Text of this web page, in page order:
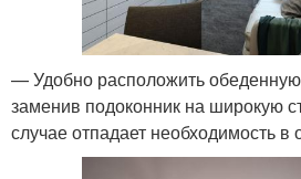
— Удобно расположить обеденную
заменив подоконник на широкую
случае отпадает необходимость в